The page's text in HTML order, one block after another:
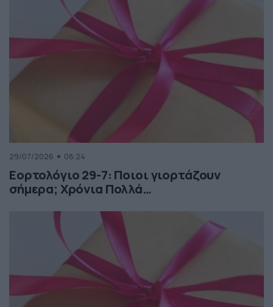
29/07/2026 08:24
Εορτολόγιο 29-7: Ποιοι γιορτάζουν
σήμερα; Χρόνια Πολλά…